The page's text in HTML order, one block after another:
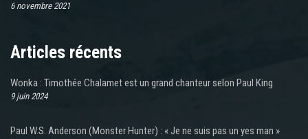
6 novembre 2021
Articles récents
Wonka : Timothée Chalamet est un grand chanteur selon Paul King
9 juin 2024
Paul W.S. Anderson (Monster Hunter) : « Je ne suis pas un yes man »